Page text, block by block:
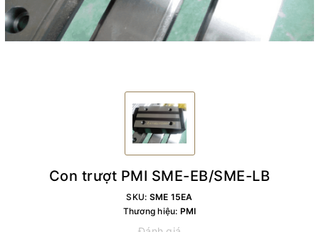
Con trượt PMI SME-EB/SME-LB
SKU: SME 15EA
Thương hiệu: PMI